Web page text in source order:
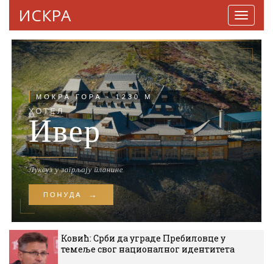
ИСКРА
Ковић: Срби да уграде Пребиловце у
темеље свог националног идентитета